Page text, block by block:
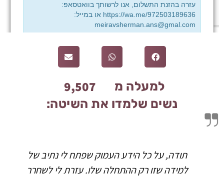
למעלה מ 9,782
נשים שלמדו את השיטה:
תודה, על כל הידע העמוק שפתח לי נתיב של
למידה שזו רק ההתחלה שלו. עזרת לי לשחרר